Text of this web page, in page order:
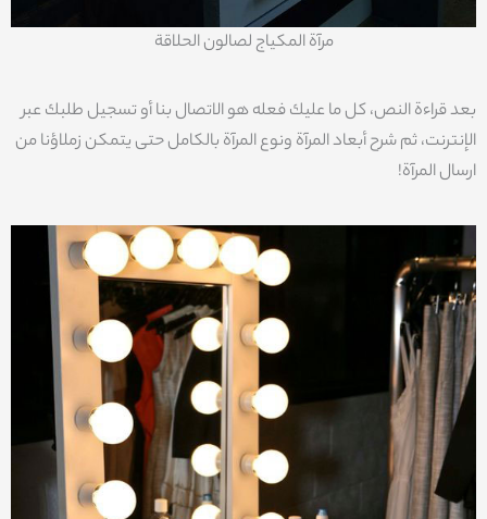
مرآة المكياج لصالون الحلاقة
بعد قراءة النص، كل ما عليك فعله هو الاتصال بنا أو تسجيل طلبك عبر
الإنترنت، ثم شرح أبعاد المرآة ونوع المرآة بالكامل حتى يتمكن زملاؤنا من
ارسال المرآة!